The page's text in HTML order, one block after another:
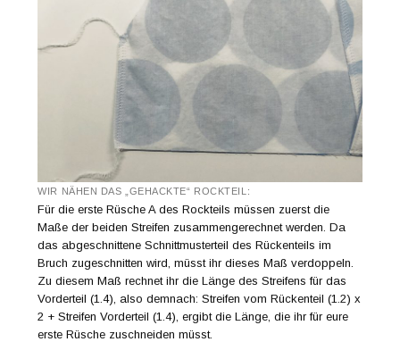
WIR NÄHEN DAS „GEHACKTE“ ROCKTEIL:
Für die erste Rüsche A des Rockteils müssen zuerst die
Maße der beiden Streifen zusammengerechnet werden. Da
das abgeschnittene Schnittmusterteil des Rückenteils im
Bruch zugeschnitten wird, müsst ihr dieses Maß verdoppeln.
Zu diesem Maß rechnet ihr die Länge des Streifens für das
Vorderteil (1.4), also demnach: Streifen vom Rückenteil (1.2) x
2 + Streifen Vorderteil (1.4), ergibt die Länge, die ihr für eure
erste Rüsche zuschneiden müsst.